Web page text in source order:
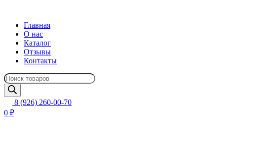
Главная
О нас
Каталог
Отзывы
Контакты
Поиск
товаров
8 (926) 260-00-70
0 ₽